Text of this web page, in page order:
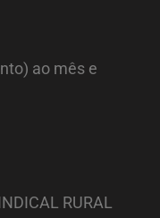
ao mês e
RURAL